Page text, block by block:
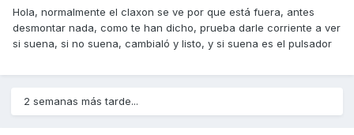
Hola, normalmente el claxon se ve por que está fuera, antes
desmontar nada, como te han dicho, prueba darle corriente a ver
si suena, si no suena, cambialó y listo, y si suena es el pulsador
2 semanas más tarde...